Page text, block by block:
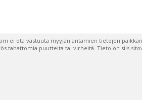
ei ota vastuuta myyjän antamien tietojen
tahattomia puutteita tai virheitä. Tieto on siis